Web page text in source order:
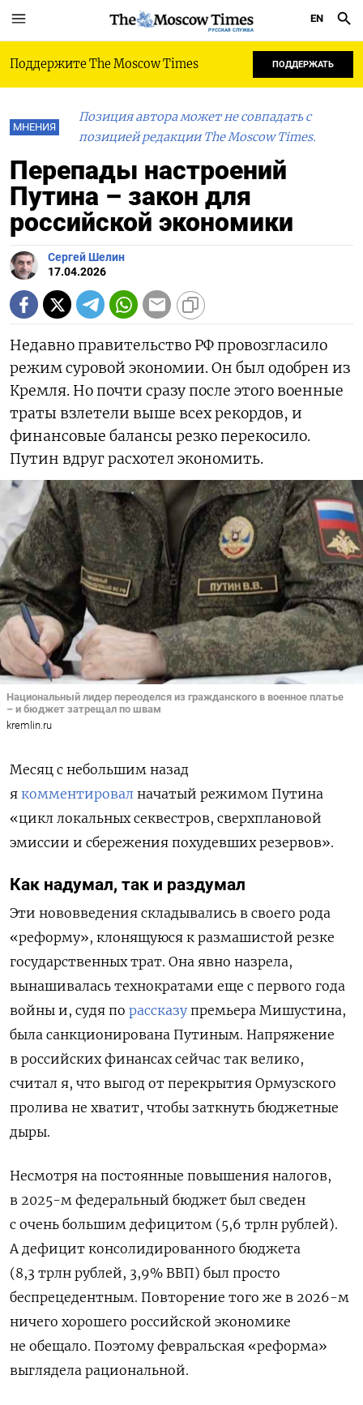
РУССКАЯ СЛУЖБА
EN
Поддержите The Moscow Times ПОДДЕРЖАТЬ
МНЕНИЯ
Позиция автора может не совпадать с
позицией редакции The Moscow Times.
Перепады настроений
Путина – закон для
российской экономики
Сергей Шелин
17.04.2026
Недавно правительство РФ провозгласило
режим суровой экономии. Он был одобрен из
Кремля. Но почти сразу после этого военные
траты взлетели выше всех рекордов, и
финансовые балансы резко перекосило.
Путин вдруг расхотел экономить.
Национальный лидер переоделся из гражданского в военное платье
– и бюджет затрещал по швам
kremlin.ru
Месяц с небольшим назад
я комментировал начатый режимом Путина
«цикл локальных секвестров, сверхплановой
эмиссии и сбережения похудевших резервов».
Как надумал, так и раздумал
Эти нововведения складывались в своего рода
«реформу», клонящуюся к размашистой резке
государственных трат. Она явно назрела,
вынашивалась технократами еще с первого года
войны и, судя по рассказу премьера Мишустина,
была санкционирована Путиным. Напряжение
в российских финансах сейчас так велико,
считал я, что выгод от перекрытия Ормузского
пролива не хватит, чтобы заткнуть бюджетные
дыры.
Несмотря на постоянные повышения налогов,
в 2025-м федеральный бюджет был сведен
с очень большим дефицитом (5,6 трлн рублей).
А дефицит консолидированного бюджета
(8,3 трлн рублей, 3,9% ВВП) был просто
беспрецедентным. Повторение того же в 2026-м
ничего хорошего российской экономике
не обещало. Поэтому февральская «реформа»
выглядела рациональной.